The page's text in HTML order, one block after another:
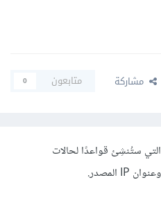
مشاركة متابعون 0
Iptables هو برمجية جدار ناري مضمَّنة افتراضيًّا في أغلبية توزيعات لينُكس. يوفِّر هذا الدرس مرجعًا سريعًا لأوامر iptables التي ستُنشِئ قواعدًا لحالات